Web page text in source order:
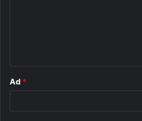
Ad *